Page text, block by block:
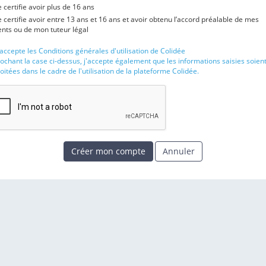
certifie avoir plus de 16 ans
certifie avoir entre 13 ans et 16 ans et avoir obtenu l’accord préalable de mes
ou de mon tuteur légal
les Conditions générales d'utilisation de Colidée
la case ci-dessus, j'accepte également que les informations saisies soient
dans le cadre de l'utilisation de la plateforme Colidée.
Créer mon compte Annuler